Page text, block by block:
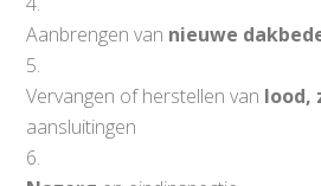
Aanbrengen van nieuwe
Vervangen of herstellen van lood,
aansluitingen